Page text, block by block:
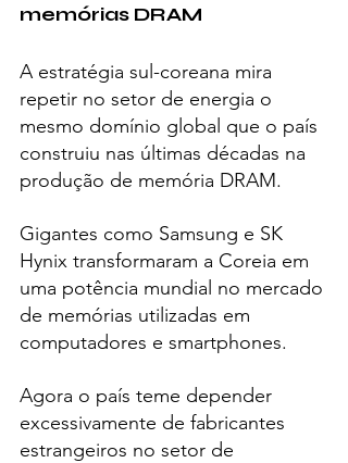
memórias DRAM
A estratégia sul-coreana mira
repetir no setor de energia o
mesmo domínio global que o país
construiu nas últimas décadas na
produção de memória DRAM.
Gigantes como Samsung e SK
Hynix transformaram a Coreia em
uma potência mundial no mercado
de memórias utilizadas em
computadores e smartphones.
Agora o país teme depender
excessivamente de fabricantes
estrangeiros no setor de